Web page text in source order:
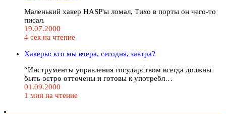
Маленький хакер HASP'ы ломал, Тихо в порты он чего-то
писал.
19.07.2000
4 сек на чтение
Хакеры: кто мы вчера, сегодня, завтра?
“Инструменты управления государством всегда должны
быть остро отточены и готовы к употребл…
01.09.2000
1 мин на чтение